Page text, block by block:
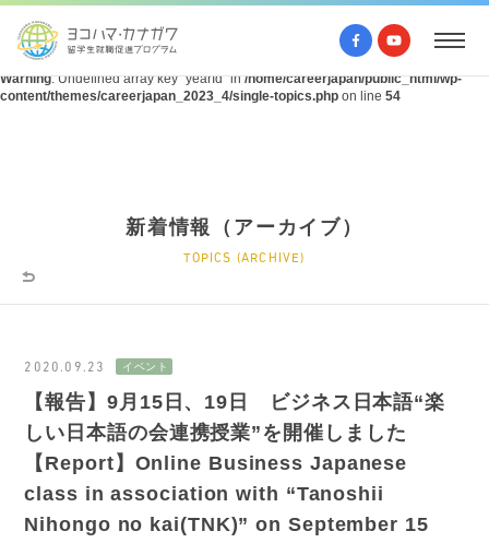
Warning: Undefined array key "query" in
/home/careerjapan/public_html/wp-
content/themes/careerjapan_2023_4/single-topics.php on line 53
Warning: Undefined array key "yearId" in/home/careerjapan/public_html/wp-
content/themes/careerjapan_2023_4/single-topics.php on line 54
新着情報（アーカイブ）
TOPICS (ARCHIVE)
2020.09.23
【報告】9月15日、19日 ビジネス日本語“楽
しい日本語の会連携授業”を開催しました
【Report】Online Business Japanese
class in association with “Tanoshii
Nihongo no kai(TNK)” on September 15